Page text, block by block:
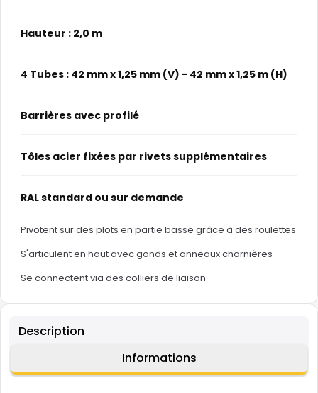
Description
Informations
Hauteur : 2,0 m
4 Tubes : 42 mm x 1,25 mm (V) - 42 mm x 1,25 m (H)
Barrières avec profilé
Tôles acier fixées par rivets supplémentaires
RAL standard ou sur demande
Pivotent sur des plots en partie basse grâce à des roulettes
S'articulent en haut avec gonds et anneaux charnières
Se connectent via des colliers de liaison